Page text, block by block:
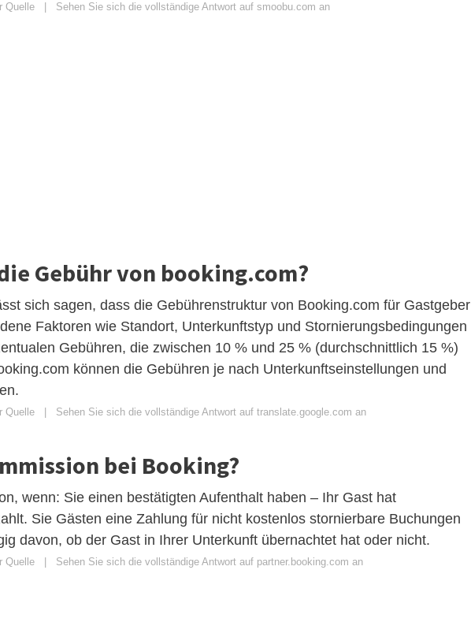
Quelle Sehen Sie sich die vollständige Antwort auf smoobu.com an
Gebühr von booking.com?
sich sagen, dass die Gebührenstruktur von Booking.com für Gastgeber
Faktoren wie Standort, Unterkunftstyp und Stornierungsbedingungen
Gebühren, die zwischen 10 % und 25 % (durchschnittlich 15 %)
können die Gebühren je nach Unterkunftseinstellungen und
Quelle Sehen Sie sich die vollständige Antwort auf translate.google.com an
bei Booking?
wenn: Sie einen bestätigten Aufenthalt haben – Ihr Gast hat
Sie Gästen eine Zahlung für nicht kostenlos stornierbare Buchungen
davon, ob der Gast in Ihrer Unterkunft übernachtet hat oder nicht.
Quelle Sehen Sie sich die vollständige Antwort auf partner.booking.com an